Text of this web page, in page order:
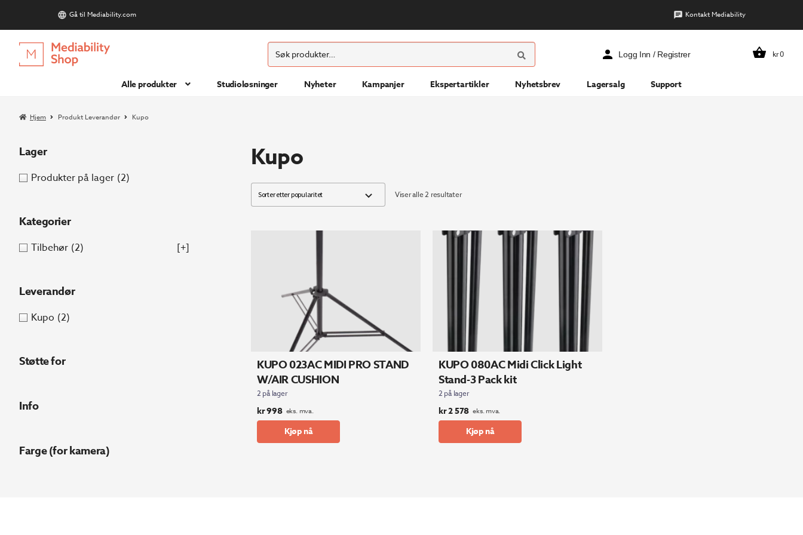
Gå til Mediability.com Kontakt Mediability
Hopp
til
Hopp
til
Søk
etter:
SØK
Logg Inn / Registrer kr0
Alle produkter Studioløsninger Nyheter Kampanjer Ekspertartikler Nyhetsbrev Lagersalg Support
Hjem Produkt Leverandør Kupo
Kupo
Viser alle 2 resultaterSortert
KUPO 023AC MIDI PRO STAND
W/AIR CUSHION
2 på lager
kr998 eks. mva.
Kjøp nå
KUPO 080AC Midi Click Light
Stand-3 Pack kit
2 på lager
kr2 578 eks. mva.
Kjøp nå
Lager
Produkter på lager (2)
Kategorier
Tilbehør (2) [+]
Leverandør
Kupo (2)
Støtte for
Info
Farge (for kamera)